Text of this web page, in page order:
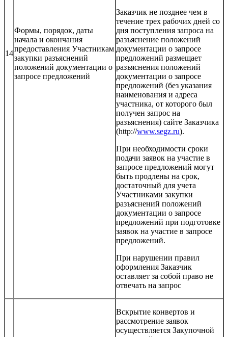
14
Формы, порядок, даты
начала и окончания
предоставления Участникам
закупки разъяснений
положений документации о
запросе предложений
Заказчик не позднее чем в
течение трех рабочих дней со
дня поступления запроса на
разъяснение положений
документации о запросе
предложений размещает
разъяснения положений
документации о запросе
предложений (без указания
наименования и адреса
участника, от которого был
получен запрос на
разъяснения) сайте Заказчика
(http://www.segz.ru).
При необходимости сроки
подачи заявок на участие в
запросе предложений могут
быть продлены на срок,
достаточный для учета
Участниками закупки
разъяснений положений
документации о запросе
предложений при подготовке
заявок на участие в запросе
предложений.
При нарушении правил
оформления Заказчик
оставляет за собой право не
отвечать на запрос
Вскрытие конвертов и
рассмотрение заявок
осуществляется Закупочной